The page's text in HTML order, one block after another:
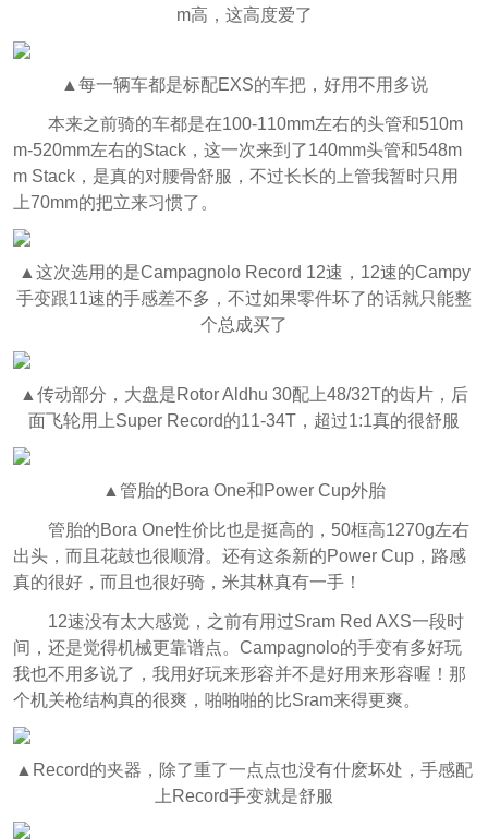
m高，这高度爱了
▲每一辆车都是标配EXS的车把，好用不用多说
本来之前骑的车都是在100-110mm左右的头管和510m
m-520mm左右的Stack，这一次来到了140mm头管和548m
m Stack，是真的对腰骨舒服，不过长长的上管我暂时只用
上70mm的把立来习惯了。
▲这次选用的是Campagnolo Record 12速，12速的Campy
手变跟11速的手感差不多，不过如果零件坏了的话就只能整
个总成买了
▲传动部分，大盘是Rotor Aldhu 30配上48/32T的齿片，后
面飞轮用上Super Record的11-34T，超过1:1真的很舒服
▲管胎的Bora One和Power Cup外胎
管胎的Bora One性价比也是挺高的，50框高1270g左右
出头，而且花鼓也很顺滑。 还有这条新的Power Cup，路感
真的很好，而且也很好骑，米其林真有一手！
12速没有太大感觉，之前有用过Sram Red AXS一段时
间，还是觉得机械更靠谱点。Campagnolo的手变有多好玩
我也不用多说了，我用好玩来形容并不是好用来形容喔！那
个机关枪结构真的很爽，啪啪啪的比Sram来得更爽。
▲Record的夹器，除了重了一点点也没有什麽坏处，手感配
上Record手变就是舒服